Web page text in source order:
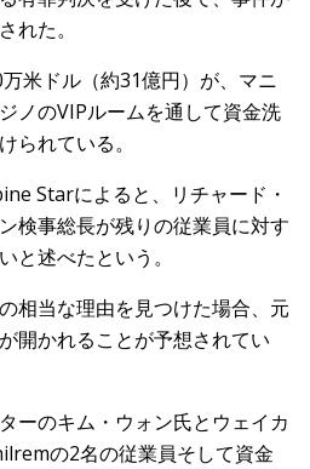
れた。
米ドル（約31億円）が、マニ
ノのVIPルームを通して資金洗
られている。
Starによると、リチャード・
検事総長が残りの従業員に対す
と述べたという。
相当な理由を見つけた場合、元
開かれることが予想されてい
ーのキム・ウォン氏とウェイカ
の2名の従業員そして資金